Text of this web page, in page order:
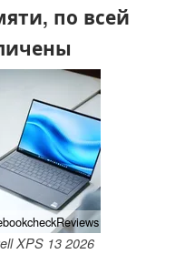
по всей
XPS 13 2026